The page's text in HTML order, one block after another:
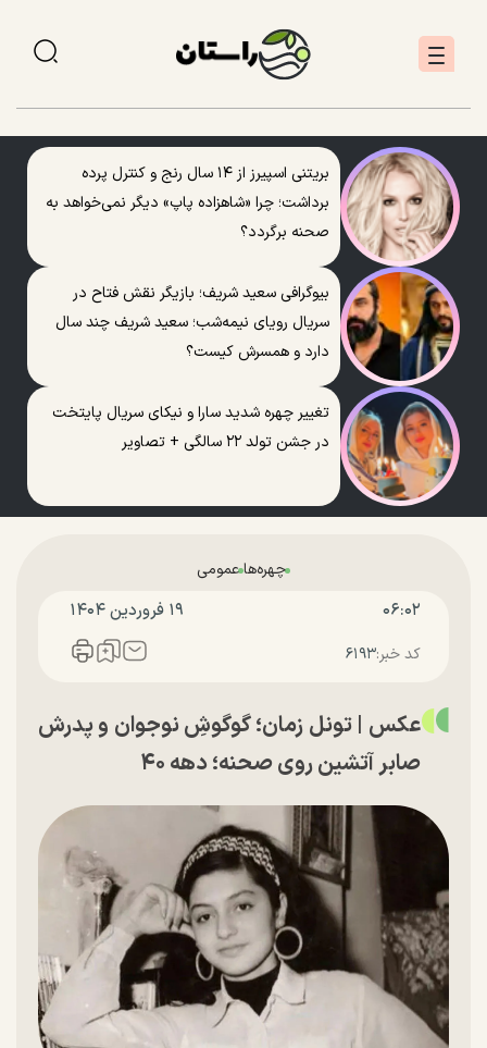
بریتنی اسپیرز از ۱۴ سال رنج و کنترل پرده
برداشت؛ چرا «شاهزاده پاپ» دیگر نمی‌خواهد به
صحنه برگردد؟
بیوگرافی سعید شریف؛ بازیگر نقش فتاح در
سریال رویای نیمه‌شب؛ سعید شریف چند سال
دارد و همسرش کیست؟
تغییر چهره شدید سارا و نیکای سریال پایتخت
در جشن تولد ۲۲ سالگی + تصاویر
چهره‌هاعمومی
۰۶:۰۲ ۱۹ فروردين ۱۴۰۴
کد خبر:۶۱۹۳
عکس | تونل زمان؛ گوگوشِ نوجوان و پدرش
صابر آتشین روی صحنه؛ دهه ۴۰